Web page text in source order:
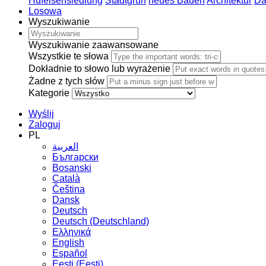
Losowa
Wyszukiwanie
Wyszukiwanie zaawansowane
Wszystkie te słowa
Dokładnie to słowo lub wyrażenie
Żadne z tych słów
Kategorie
Wyślij
Zaloguj
PL
العربية
Български
Bosanski
Сatalà
Čeština
Dansk
Deutsch
Deutsch (Deutschland)
Ελληνικά
English
Español
Eesti (Eesti)